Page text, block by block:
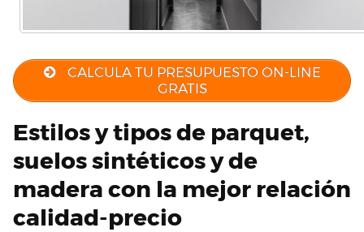
CALCULA TU PRESUPUESTO ON-LINE
GRATIS
Estilos y tipos de parquet,
suelos sintéticos y de
madera con la mejor relación
calidad-precio